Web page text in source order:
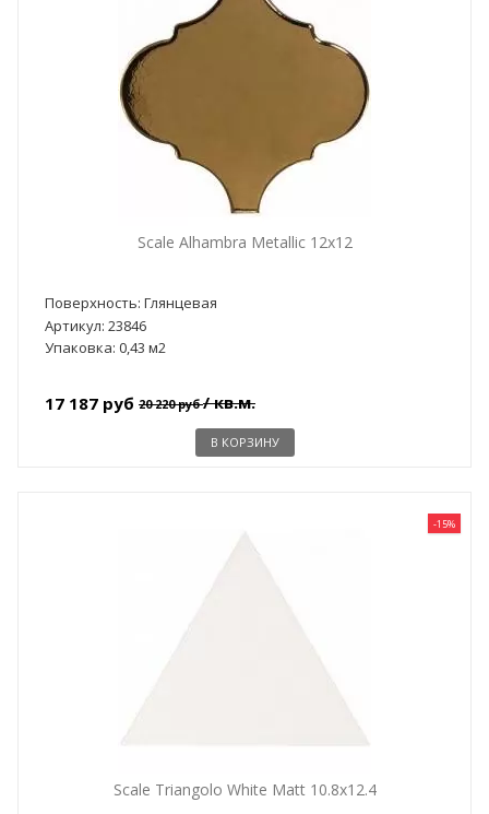
Scale Alhambra Metallic 12x12
Поверхность: Глянцевая
Артикул: 23846
Упаковка: 0,43 м2
17 187 руб 20 220 руб/ кв.м.
В КОРЗИНУ
-15%
Scale Triangolo White Matt 10.8x12.4